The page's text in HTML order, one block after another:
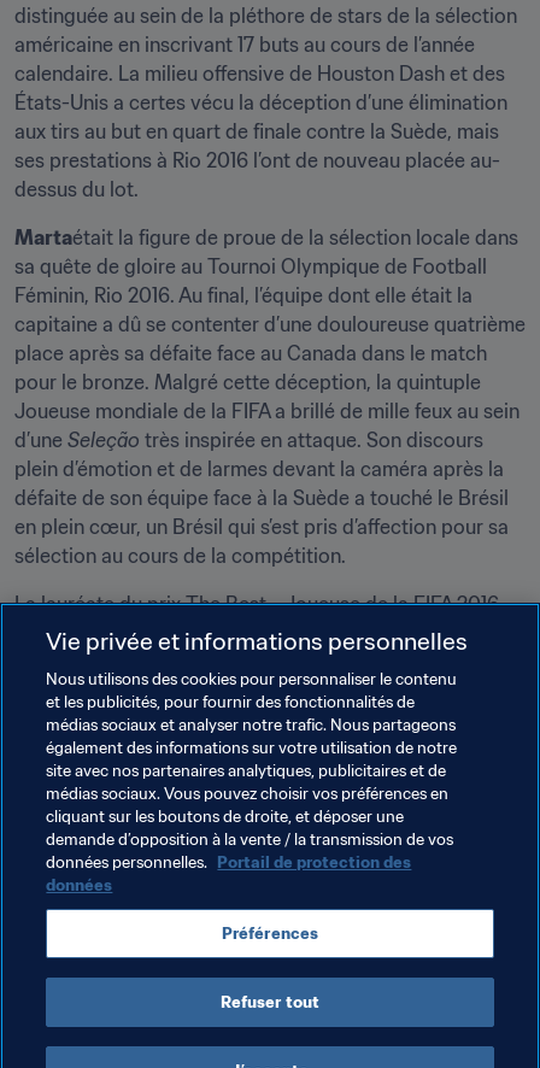
distinguée au sein de la pléthore de stars de la sélection
américaine en inscrivant 17 buts au cours de l’année
calendaire. La milieu offensive de Houston Dash et des
États-Unis a certes vécu la déception d’une élimination
aux tirs au but en quart de finale contre la Suède, mais
ses prestations à Rio 2016 l’ont de nouveau placée au-
dessus du lot.
Martaétait la figure de proue de la sélection locale dans
sa quête de gloire au Tournoi Olympique de Football
Féminin, Rio 2016. Au final, l’équipe dont elle était la
capitaine a dû se contenter d’une douloureuse quatrième
place après sa défaite face au Canada dans le match
pour le bronze. Malgré cette déception, la quintuple
Joueuse mondiale de la FIFA a brillé de mille feux au sein
d’une Seleção très inspirée en attaque. Son discours
plein d’émotion et de larmes devant la caméra après la
défaite de son équipe face à la Suède a touché le Brésil
en plein cœur, un Brésil qui s’est pris d’affection pour sa
sélection au cours de la compétition.
La lauréate du prix The Best - Joueuse de la FIFA 2016
sera déterminée en tenant compte, à parts égales, des
votes des capitaines et des sélectionneurs des équipes
nationales féminines, de représentants des médias et
des fans ayant voté sur FIFA.com. Elle recevra sa
récompense lors de la cérémonie qui aura lieu à Zurich le
lundi 9 janvier. N’oubliez pas de vous rendre sur
FIFA.com et sur les réseaux sociaux –
@FIFAcom_fr avec le hashtag #TheBest
, sur
Instagram , et sur la page Facebook officielle des The
Best - FIFA Football Awards** **- pour découvrir la The
Best - Joueuse de la FIFA 2016.
Documents Connexes
Vie privée et informations personnelles
Nous utilisons des cookies pour personnaliser le contenu
et les publicités, pour fournir des fonctionnalités de
médias sociaux et analyser notre trafic. Nous partageons
également des informations sur votre utilisation de notre
site avec nos partenaires analytiques, publicitaires et de
médias sociaux. Vous pouvez choisir vos préférences en
cliquant sur les boutons de droite, et déposer une
demande d’opposition à la vente / la transmission de vos
données personnelles. Portail de protection des
données
Préférences
Refuser tout